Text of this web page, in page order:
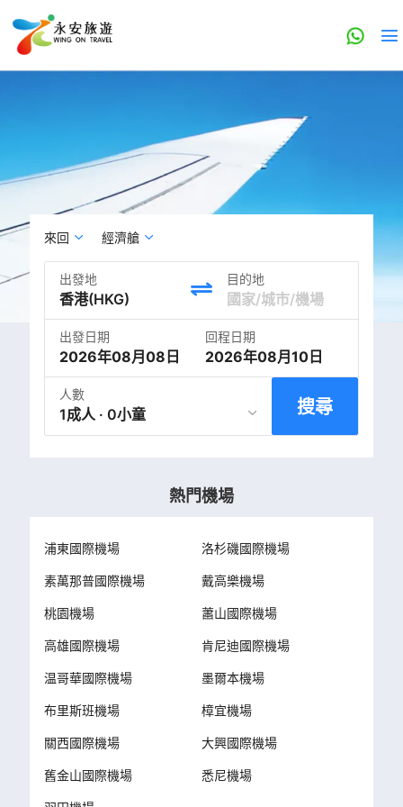
來回 經濟艙
出發地 目的地
出發日期
2026年08月08日
回程日期
2026年08月10日
人數
1成人 · 0小童 搜尋
熱門機場
浦東國際機場 洛杉磯國際機場
素萬那普國際機場 戴高樂機場
桃園機場 蕭山國際機場
高雄國際機場 肯尼迪國際機場
温哥華國際機場 墨爾本機場
布里斯班機場 樟宜機場
關西國際機場 大興國際機場
舊金山國際機場 悉尼機場